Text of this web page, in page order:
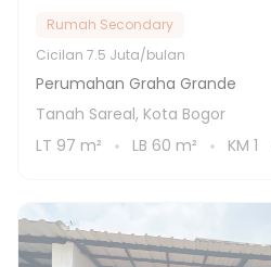
Rumah Secondary
Cicilan 7.5 Juta/bulan
Perumahan Graha Grande
Tanah Sareal, Kota Bogor
LT 97 m² LB 60 m² KM 1